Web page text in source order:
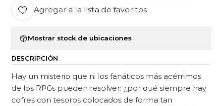
Agregar a la lista de favoritos
Mostrar stock de ubicaciones
DESCRIPCIÓN
Hay un misterio que ni los fanáticos más acérrimos
de los RPGs pueden resolver: ¿por qué siempre hay
cofres con tesoros colocados de forma tan